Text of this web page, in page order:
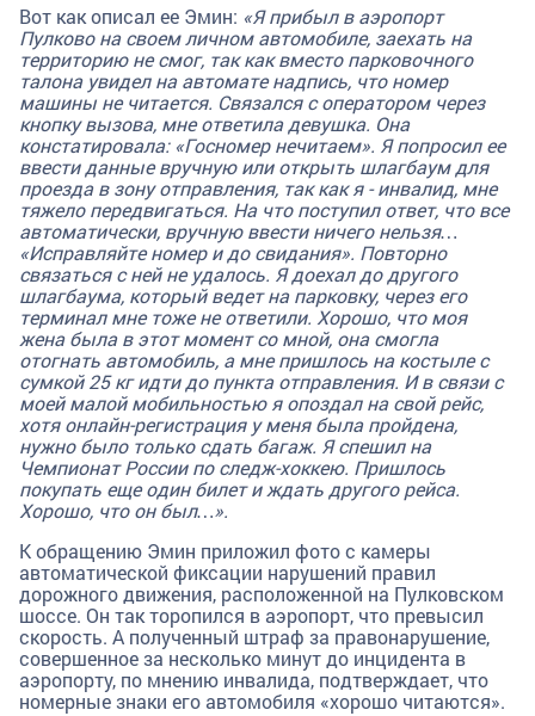
Вот как описал ее Эмин: «Я прибыл в аэропорт
Пулково на своем личном автомобиле, заехать на
территорию не смог, так как вместо парковочного
талона увидел на автомате надпись, что номер
машины не читается. Связался с оператором через
кнопку вызова, мне ответила девушка. Она
констатировала: «Госномер нечитаем». Я попросил ее
ввести данные вручную или открыть шлагбаум для
проезда в зону отправления, так как я - инвалид, мне
тяжело передвигаться. На что поступил ответ, что все
автоматически, вручную ввести ничего нельзя…
«Исправляйте номер и до свидания». Повторно
связаться с ней не удалось. Я доехал до другого
шлагбаума, который ведет на парковку, через его
терминал мне тоже не ответили. Хорошо, что моя
жена была в этот момент со мной, она смогла
отогнать автомобиль, а мне пришлось на костыле с
сумкой 25 кг идти до пункта отправления. И в связи с
моей малой мобильностью я опоздал на свой рейс,
хотя онлайн-регистрация у меня была пройдена,
нужно было только сдать багаж. Я спешил на
Чемпионат России по следж-хоккею. Пришлось
покупать еще один билет и ждать другого рейса.
Хорошо, что он был…».
К обращению Эмин приложил фото с камеры
автоматической фиксации нарушений правил
дорожного движения, расположенной на Пулковском
шоссе. Он так торопился в аэропорт, что превысил
скорость. А полученный штраф за правонарушение,
совершенное за несколько минут до инцидента в
аэропорту, по мнению инвалида, подтверждает, что
номерные знаки его автомобиля «хорошо читаются».